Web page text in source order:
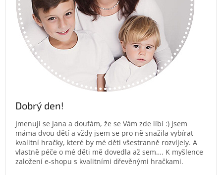
Dobrý den!
Jmenuji se Jana a doufám, že se Vám zde líbí :) Jsem
máma dvou dětí a vždy jsem se pro ně snažila vybírat
kvalitní hračky, které by mé děti všestranně rozvíjely. A
vlastně péče o mé děti mě dovedla až sem…. K myšlence
založení e-shopu s kvalitními dřevěnými hračkami.